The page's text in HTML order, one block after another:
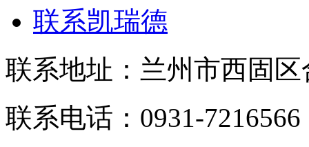
联系凯瑞德
联系地址：兰州市西固
联系电话：0931-